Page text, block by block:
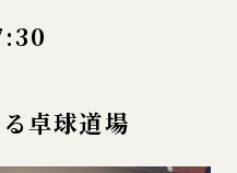
卓球道場